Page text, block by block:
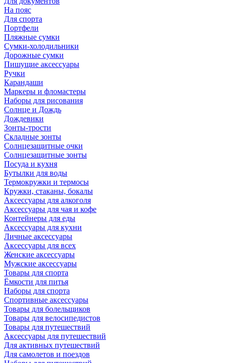
На пояс
Для спорта
Портфели
Пляжные сумки
Сумки-холодильники
Дорожные сумки
Пишущие аксессуары
Ручки
Карандаши
Маркеры и фломастеры
Наборы для рисования
Солнце и Дождь
Дождевики
Зонты-трости
Складные зонты
Солнцезащитные очки
Солнцезащитные зонты
Посуда и кухня
Бутылки для воды
Термокружки и термосы
Кружки, стаканы, бокалы
Аксессуары для алкоголя
Аксессуары для чая и кофе
Контейнеры для еды
Аксессуары для кухни
Личные аксессуары
Аксессуары для всех
Женские аксессуары
Мужские аксессуары
Товары для спорта
Ёмкости для питья
Наборы для спорта
Спортивные аксессуары
Товары для болельщиков
Товары для велосипедистов
Товары для путешествий
Аксессуары для путешествий
Для активных путешествий
Для самолетов и поездов